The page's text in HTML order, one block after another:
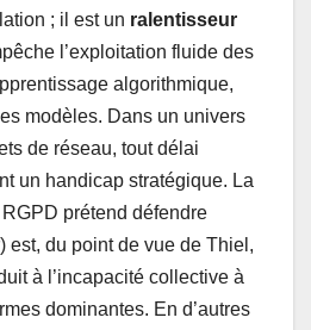
; il est un ralentisseur
l’exploitation fluide des
algorithmique,
modèles. Dans un univers
de réseau, tout délai
un handicap stratégique. La
prétend défendre
est, du point de vue de Thiel,
à l’incapacité collective à
dominantes. En d’autres